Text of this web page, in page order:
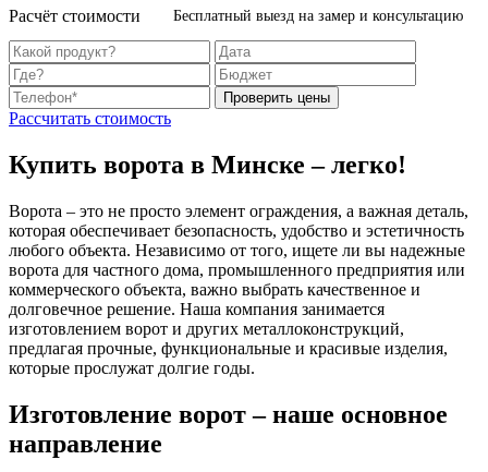
Расчёт стоимости
Бесплатный выезд на замер и консультацию
Проверить цены
Рассчитать стоимость
Купить ворота в Минске – легко!
Ворота – это не просто элемент ограждения, а важная деталь,
которая обеспечивает безопасность, удобство и эстетичность
любого объекта. Независимо от того, ищете ли вы надежные
ворота для частного дома, промышленного предприятия или
коммерческого объекта, важно выбрать качественное и
долговечное решение. Наша компания занимается
изготовлением ворот и других металлоконструкций,
предлагая прочные, функциональные и красивые изделия,
которые прослужат долгие годы.
Изготовление ворот – наше основное
направление